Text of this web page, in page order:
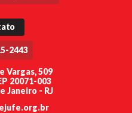
2443
Vargas, 509
20071-003
Janeiro - RJ